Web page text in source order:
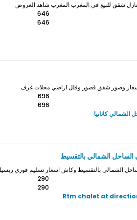
شقق للبيع في المغرب المغرب شاهد العروض
646
646
اسعار وصور شقق قصور وفلل اراضي محلات غرف
696
696
كاتانيا
الشمالي بالتقسيط
الشمالي بالتقسيط وكاش اسعار تسليم فوري
290
290
Rtm chalet at